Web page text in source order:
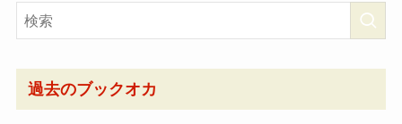
過去のブックオカ